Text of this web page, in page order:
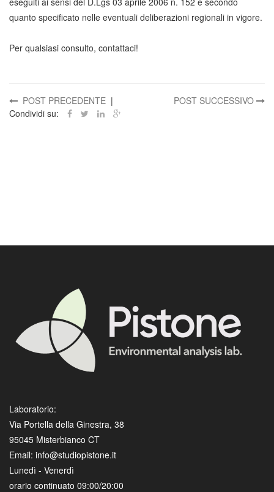
quanto specificato nelle eventuali deliberazioni regionali in vigore.
Per qualsiasi consulto, contattaci!
POST PRECEDENTE |
POST SUCCESSIVO
Condividi su:
Laboratorio:
Via Portella della Ginestra, 38
95045 Misterbianco CT
Email: info@studiopistone.it
Lunedì - Venerdì
orario continuato 09:00/20:00